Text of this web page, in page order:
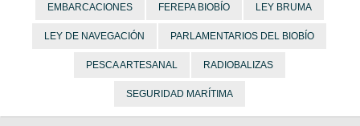
EMBARCACIONES FEREPA BIOBÍO LEY BRUMA
LEY DE NAVEGACIÓN PARLAMENTARIOS DEL BIOBÍO
PESCA ARTESANAL RADIOBALIZAS
SEGURIDAD MARÍTIMA